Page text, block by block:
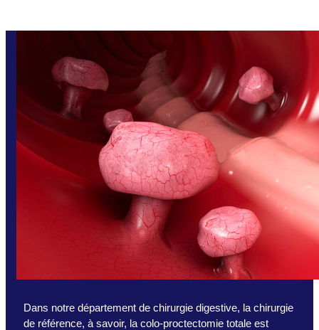
Dans notre département de chirurgie digestive, la chirurgie
de référence, à savoir, la colo-proctectomie totale est